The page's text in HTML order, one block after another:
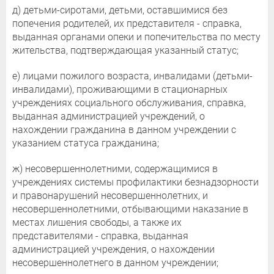
д) детьми-сиротами, детьми, оставшимися без
попечения родителей, их представителя - справка,
выданная органами опеки и попечительства по месту
жительства, подтверждающая указанный статус;
е) лицами пожилого возраста, инвалидами (детьми-
инвалидами), проживающими в стационарных
учреждениях социального обслуживания, справка,
выданная администрацией учреждений, о
нахождении гражданина в данном учреждении с
указанием статуса гражданина;
ж) несовершеннолетними, содержащимися в
учреждениях системы профилактики безнадзорности
и правонарушений несовершеннолетних, и
несовершеннолетними, отбывающими наказание в
местах лишения свободы, а также их
представителями - справка, выданная
администрацией учреждения, о нахождении
несовершеннолетнего в данном учреждении;